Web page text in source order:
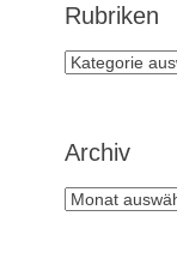
Rubriken
Rubriken
Archiv
Archiv